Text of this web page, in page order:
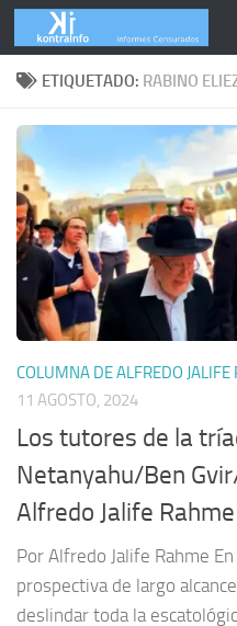
Skip to content
ETIQUETADO: RABINO
COLUMNA DE ALFREDO JALIFE
11 AGOSTO, 2024
Los tutores de la
Netanyahu/Ben
Alfredo Jalife Rahme
Por Alfredo Jalife Rahme
prospectiva de largo
deslindar toda la